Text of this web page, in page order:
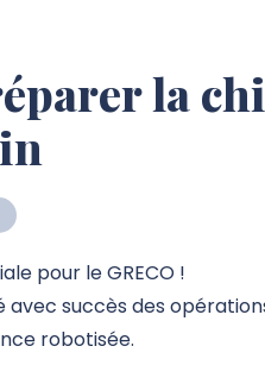
la
pour le GRECO !
succès des
robotisée.